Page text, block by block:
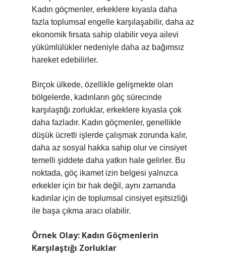
Kadın göçmenler, erkeklere kıyasla daha
fazla toplumsal engelle karşılaşabilir, daha az
ekonomik fırsata sahip olabilir veya ailevi
yükümlülükler nedeniyle daha az bağımsız
hareket edebilirler.
Birçok ülkede, özellikle gelişmekte olan
bölgelerde, kadınların göç sürecinde
karşılaştığı zorluklar, erkeklere kıyasla çok
daha fazladır. Kadın göçmenler, genellikle
düşük ücretli işlerde çalışmak zorunda kalır,
daha az sosyal hakka sahip olur ve cinsiyet
temelli şiddete daha yatkın hale gelirler. Bu
noktada, göç ikamet izin belgesi yalnızca
erkekler için bir hak değil, aynı zamanda
kadınlar için de toplumsal cinsiyet eşitsizliği
ile başa çıkma aracı olabilir.
Örnek Olay: Kadın Göçmenlerin
Karşılaştığı Zorluklar